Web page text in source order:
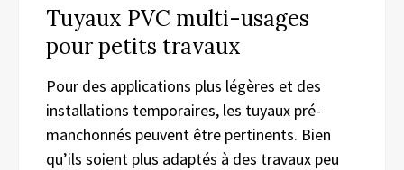
Tuyaux PVC multi-usages
pour petits travaux
Pour des applications plus légères et des
installations temporaires, les tuyaux pré-
manchonnés peuvent être pertinents. Bien
qu’ils soient plus adaptés à des travaux peu